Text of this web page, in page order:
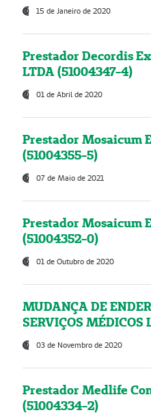
15 de Janeiro de 2020
Prestador Decordis
LTDA (51004347-4)
01 de Abril de 2020
Prestador Mosaicum
(51004355-5)
07 de Maio de 2021
Prestador Mosaicum
(51004352-0)
01 de Outubro de 2020
MUDANÇA DE
SERVIÇOS
03 de Novembro de 2020
Prestador Medlife
(51004334-2)